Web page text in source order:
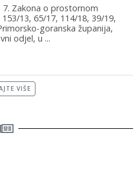
7. Zakona o prostornom
13, 65/17, 114/18, 39/19,
goranska županija,
odjel, u ...
VIŠE